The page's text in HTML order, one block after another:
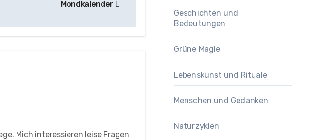
Mondkalender
Mich interessieren leise Fragen
Geschichten und
Bedeutungen
Grüne Magie
Lebenskunst und Rituale
Menschen und Gedanken
Naturzyklen